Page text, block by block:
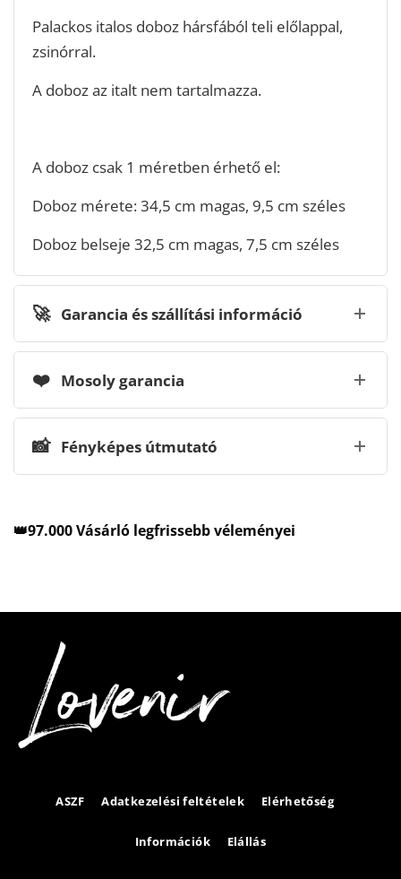
Palackos italos doboz hársfából teli előlappal,
zsinórral.
A doboz az italt nem tartalmazza.
A doboz csak 1 méretben érhető el:
Doboz mérete: 34,5 cm magas, 9,5 cm széles
Doboz belseje 32,5 cm magas, 7,5 cm széles
🚀 Garancia és szállítási információ
❤️ Mosoly garancia
📸 Fényképes útmutató
👑97.000 Vásárló legfrissebb véleményei
ASZF Adatkezelési feltételek Elérhetőség
Információk Elállás